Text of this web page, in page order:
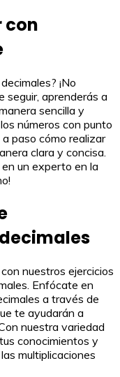
con
¡No
seguir, aprenderás a
sencilla y
números con punto
paso cómo realizar
clara y concisa.
un experto en la
nuestros ejercicios
Enfócate en
a través de
te ayudarán a
nuestra variedad
conocimientos y
multiplicaciones